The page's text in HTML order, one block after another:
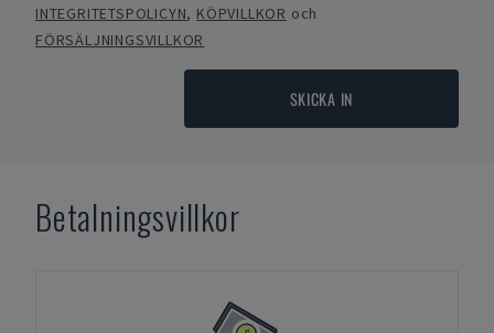
INTEGRITETSPOLICYN, KÖPVILLKOR och
FÖRSÄLJNINGSVILLKOR
SKICKA IN
Betalningsvillkor